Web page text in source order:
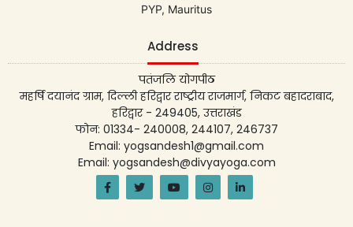
PYP, Mauritus
Address
पतंजलि योगपीठ
महर्षि दयानंद ग्राम, दिल्ली हरिद्वार राष्ट्रीय राजमार्ग, निकट बहादराबाद,
हरिद्वार - 249405, उत्तराखंड
फोन: 01334- 240008, 244107, 246737
Email: yogsandesh1@gmail.com
Email: yogsandesh@divyayoga.com